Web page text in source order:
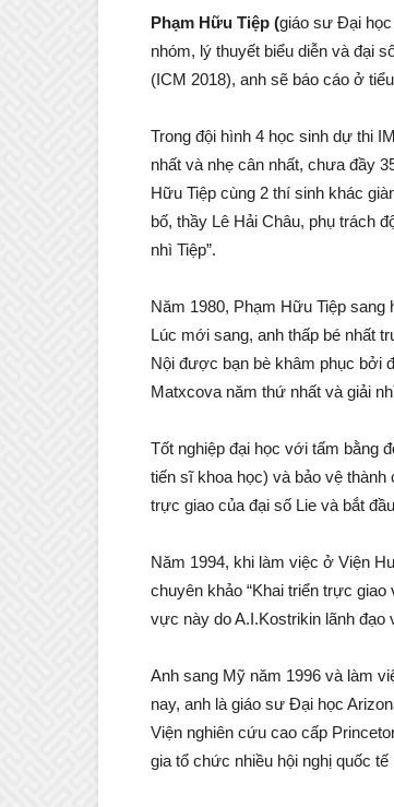
Phạm Hữu Tiệp (giáo sư Đại
nhóm, lý thuyết biểu diễn và đại
(ICM 2018), anh sẽ báo cáo ở
Trong đội hình 4 học sinh dự thi
nhất và nhẹ cân nhất, chưa đầy
Hữu Tiệp cùng 2 thí sinh khác
bố, thầy Lê Hải Châu, phụ trách
nhì Tiệp”.
Năm 1980, Phạm Hữu Tiệp
Lúc mới sang, anh thấp bé nhất
Nội được bạn bè khâm phục bởi
Matxcova năm thứ nhất và giải
Tốt nghiệp đại học với tấm bằng
tiến sĩ khoa học) và bảo vệ thành
trực giao của đại số Lie và bắt
Năm 1994, khi làm việc ở Viện
chuyên khảo “Khai triển trực
vực này do A.I.Kostrikin lãnh đạo
Anh sang Mỹ năm 1996 và làm
nay, anh là giáo sư Đại học
Viện nghiên cứu cao cấp
gia tổ chức nhiều hội nghị quốc tế